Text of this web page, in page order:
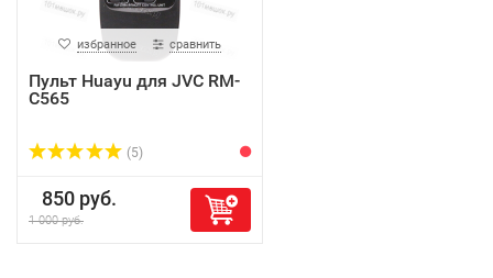
избранное сравнить
Пульт Huayu для JVC RM-
C565
(5)
850 руб.
1 000 руб.